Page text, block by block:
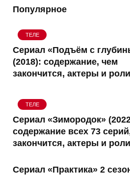
Популярное
ТЕЛЕ
Сериал «Подъём с
(2018): содержание, чем
закончится, актеры и роли
ТЕЛЕ
Сериал «Зимородок»
содержание всех 73
закончится, актеры и роли
Сериал «Практика» 2